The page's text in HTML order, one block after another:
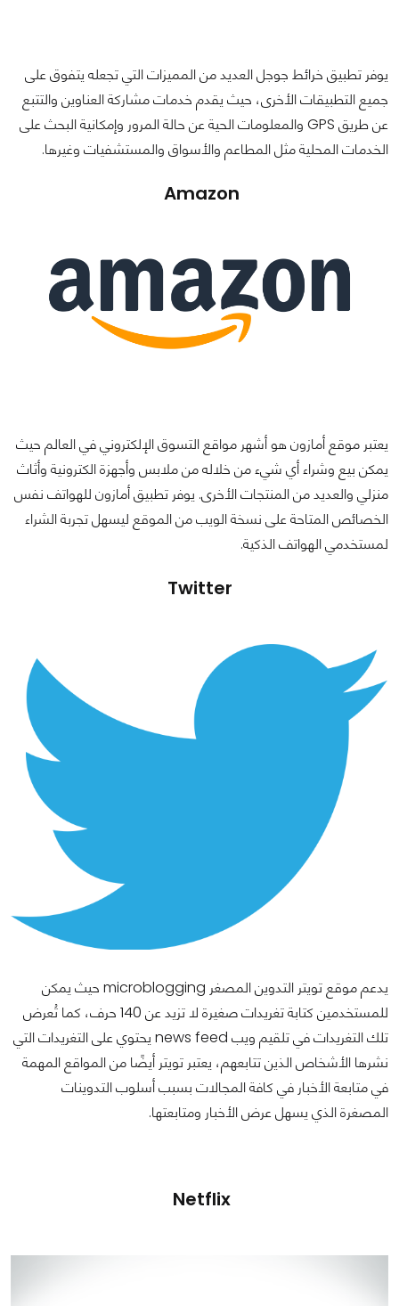
يوفر تطبيق خرائط جوجل العديد من المميزات التي تجعله يتفوق على
جميع التطبيقات الأخرى، حيث يقدم خدمات مشاركة العناوين والتتبع
عن طريق GPS والمعلومات الحية عن حالة المرور وإمكانية البحث على
الخدمات المحلية مثل المطاعم والأسواق والمستشفيات وغيرها.
Amazon
يعتبر موقع أمازون هو أشهر مواقع التسوق الإلكتروني في العالم حيث
يمكن بيع وشراء أي شيء من خلاله من ملابس وأجهزة الكترونية وأثاث
منزلي والعديد من المنتجات الأخرى. يوفر تطبيق أمازون للهواتف نفس
الخصائص المتاحة على نسخة الويب من الموقع ليسهل تجربة الشراء
لمستخدمي الهواتف الذكية.
Twitter
يدعم موقع تويتر التدوين المصغر microblogging حيث يمكن
للمستخدمين كتابة تغريدات صغيرة لا تزيد عن 140 حرف، كما تُعرض
تلك التغريدات في تلقيم ويب news feed يحتوي على التغريدات التي
نشرها الأشخاص الذين تتابعهم، يعتبر تويتر أيضًا من المواقع المهمة
في متابعة الأخبار في كافة المجالات بسبب أسلوب التدوينات
المصغرة الذي يسهل عرض الأخبار ومتابعتها.
Netflix